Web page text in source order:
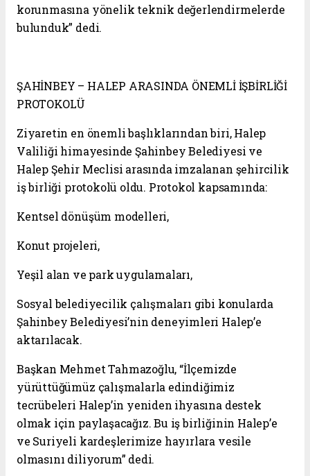
korunmasına yönelik teknik değerlendirmelerde
bulunduk” dedi.
ŞAHİNBEY – HALEP ARASINDA ÖNEMLİ İŞBİRLİĞİ
PROTOKOLÜ
Ziyaretin en önemli başlıklarından biri, Halep
Valiliği himayesinde Şahinbey Belediyesi ve
Halep Şehir Meclisi arasında imzalanan şehircilik
iş birliği protokolü oldu. Protokol kapsamında:
Kentsel dönüşüm modelleri,
Konut projeleri,
Yeşil alan ve park uygulamaları,
Sosyal belediyecilik çalışmaları gibi konularda
Şahinbey Belediyesi’nin deneyimleri Halep’e
aktarılacak.
Başkan Mehmet Tahmazoğlu, “İlçemizde
yürüttüğümüz çalışmalarla edindiğimiz
tecrübeleri Halep’in yeniden ihyasına destek
olmak için paylaşacağız. Bu iş birliğinin Halep’e
ve Suriyeli kardeşlerimize hayırlara vesile
olmasını diliyorum” dedi.